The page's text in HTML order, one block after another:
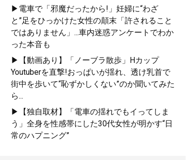
▶電車で「邪魔だったから!」妊婦に“わざ
と”足をひっかけた女性の顛末「許されること
ではありません」...車内迷惑アンケートでわか
った本音も
▶【動画あり】「ノーブラ散歩」Hカップ
Youtuberを直撃!おっぱいが揺れ、透け乳首で
街中を歩いて“恥ずかしくない”のか聞いてみた
ら...
▶【独自取材】「電車の揺れでもイってしま
う」全身を性感帯にした30代女性が明かす“日
常のハプニング”